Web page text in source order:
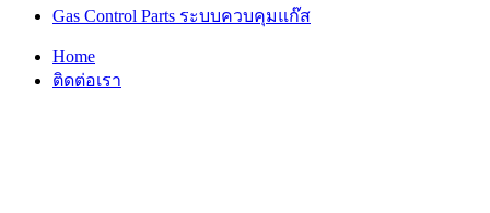
Gas Control Parts ระบบควบคุมแก๊ส
Home
ติดต่อเรา